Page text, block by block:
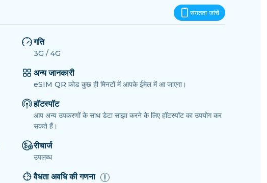
संगतता जांचें
गति
3G / 4G
अन्य जानकारी
eSIM QR कोड कुछ ही मिनटों में आपके ईमेल में आ जाएगा।
हॉटस्पॉट
आप अन्य उपकरणों के साथ डेटा साझा करने के लिए हॉटस्पॉट का उपयोग कर
सकते हैं।
रीचार्ज
उपलब्ध
वैधता अवधि की गणना